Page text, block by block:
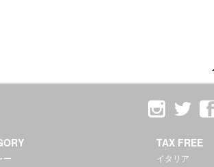
ー
TAX FREE
イタリア